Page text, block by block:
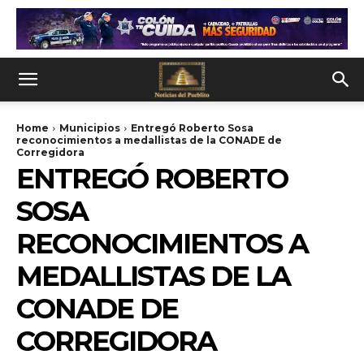
Home Municipios
Entregó Roberto Sosa
reconocimientos a medallistas de la CONADE de
Corregidora
ENTREGÓ ROBERTO
SOSA
RECONOCIMIENTOS A
MEDALLISTAS DE LA
CONADE DE
CORREGIDORA